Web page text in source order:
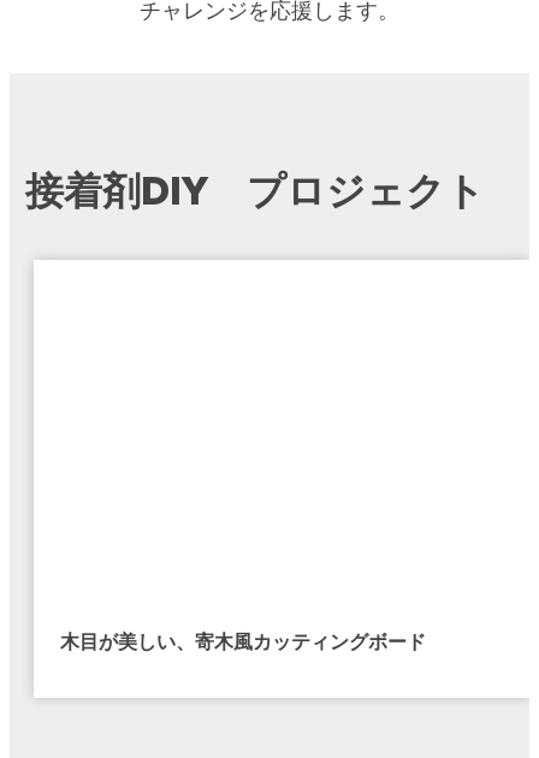
チャレンジを応援します。
接着剤DIY プロジェクト
木目が美しい、寄木風カッティングボード